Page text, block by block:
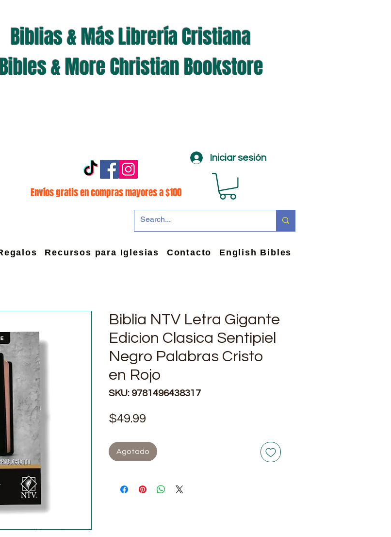
Biblias & Más Librería Cristiana
& More Christian Bookstore
Iniciar sesión
Envíos gratis en compras mayores a $100
Biblia NTV Letra Gigante
Edicion Clasica Sentipiel
Negro Palabras Cristo
en Rojo
SKU: 9781496438317
$49.99
Agotado
Recursos para Iglesias Contacto English Bibles